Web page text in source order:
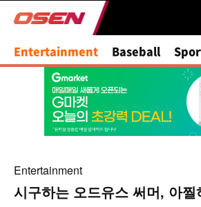
Entertainment Baseball
Entertainment
시구하는 오드유스 써머, 아찔